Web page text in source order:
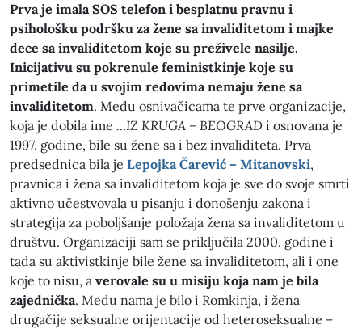
Prva je imala SOS telefon i besplatnu pravnu i
psihološku podršku za žene sa invaliditetom i majke
dece sa invaliditetom koje su preživele nasilje.
Inicijativu su pokrenule feministkinje koje su
primetile da u svojim redovima nemaju žene sa
invaliditetom. Među osnivačicama te prve organizacije,
koja je dobila ime …IZ KRUGA – BEOGRAD i osnovana je
1997. godine, bile su žene sa i bez invaliditeta. Prva
predsednica bila je Lepojka Čarević – Mitanovski,
pravnica i žena sa invaliditetom koja je sve do svoje smrti
aktivno učestvovala u pisanju i donošenju zakona i
strategija za poboljšanje položaja žena sa invaliditetom u
društvu. Organizaciji sam se priključila 2000. godine i
tada su aktivistkinje bile žene sa invaliditetom, ali i one
koje to nisu, a verovale su u misiju koja nam je bila
zajednička. Među nama je bilo i Romkinja, i žena
drugačije seksualne orijentacije od heteroseksualne –